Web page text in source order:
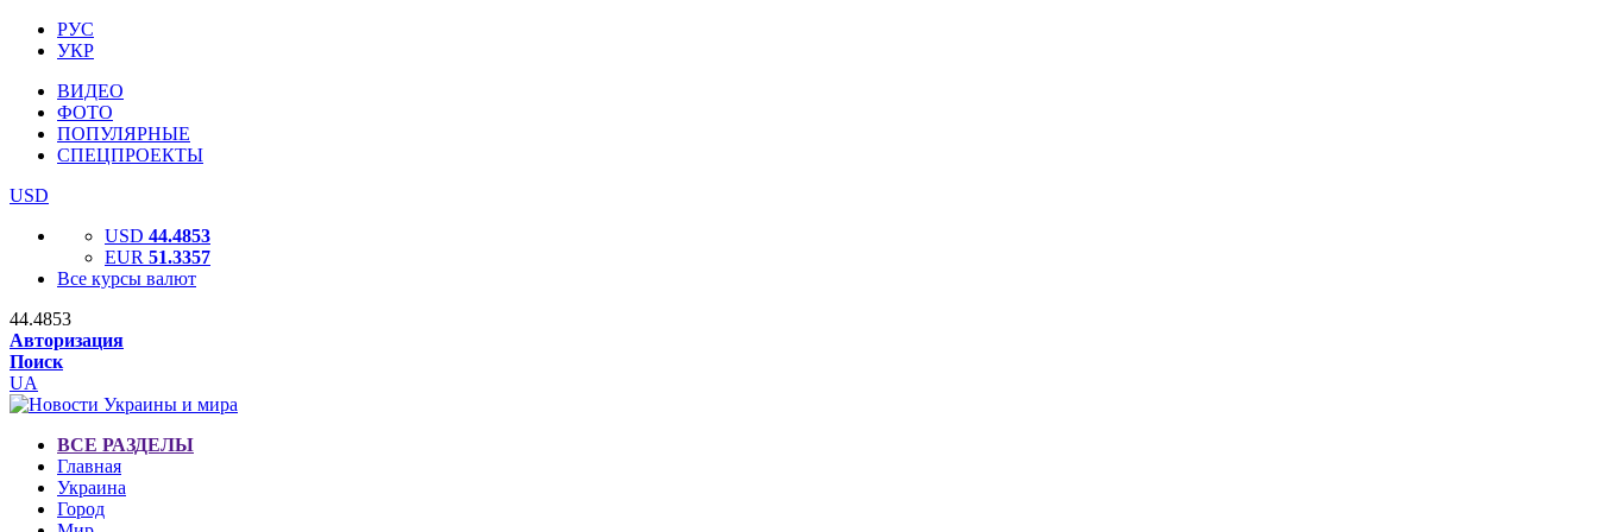
РУС
УКР
ВИДЕО
ФОТО
ПОПУЛЯРНЫЕ
СПЕЦПРОЕКТЫ
USD
USD 44.4853
EUR 51.3357
Все курсы валют
44.4853
Авторизация
Поиск
UA
ВСЕ РАЗДЕЛЫ
Главная
Украина
Город